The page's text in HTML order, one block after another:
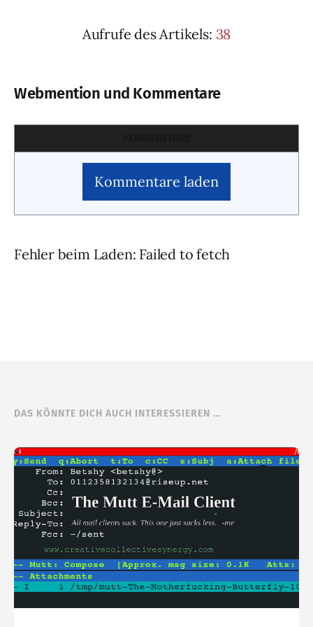
Aufrufe des Artikels: 38
Webmention und Kommentare
Kommentare laden
Fehler beim Laden: Failed to fetch
DAS KÖNNTE DICH AUCH INTERESSIEREN …